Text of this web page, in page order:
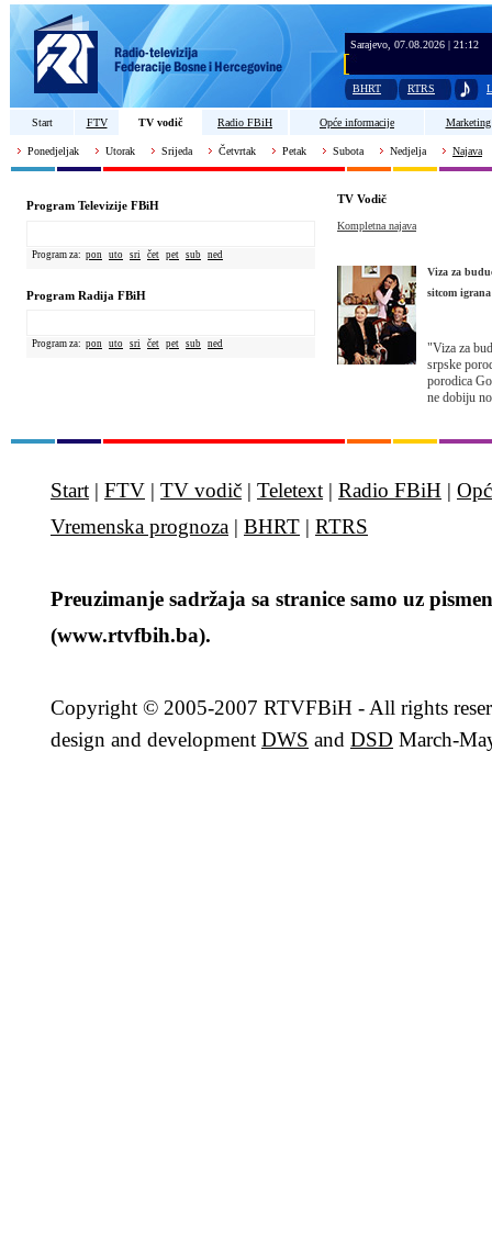
Sarajevo, 07.08.2026 | 21:12
BHRT RTRS
Start FTV TV vodič Radio FBiH Opće informacije Marketing
Ponedjeljak Utorak Srijeda Četvrtak Petak Subota Nedjelja Najava
Program Televizije FBiH
Program za: pon uto sri čet pet sub ned
Program Radija FBiH
Program za: pon uto sri čet pet sub ned
TV Vodič
Kompletna najava
Viza za
sitcom
"Viza za
srpske
porodica
ne dobiju
Start | FTV | TV vodič | Teletext | Radio FBiH |
Vremenska prognoza | BHRT | RTRS
Preuzimanje sadržaja sa stranice samo uz
(www.rtvfbih.ba).
Copyright © 2005-2007 RTVFBiH - All rights
design and development DWS and DSD March-